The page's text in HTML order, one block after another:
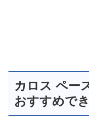
カロス ペー
おすすめで